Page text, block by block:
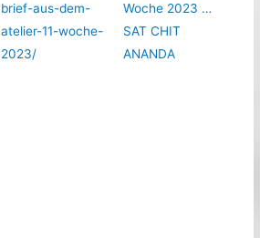
brief-aus-dem-
atelier-11-woche-
2023/
Woche 2023 …
SAT CHIT
ANANDA